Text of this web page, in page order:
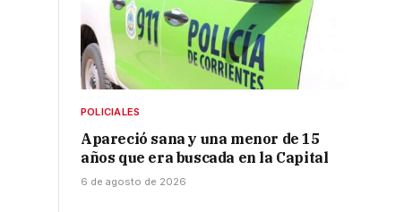
POLICIALES
Apareció sana y una menor de 15
años que era buscada en la Capital
6 de agosto de 2026